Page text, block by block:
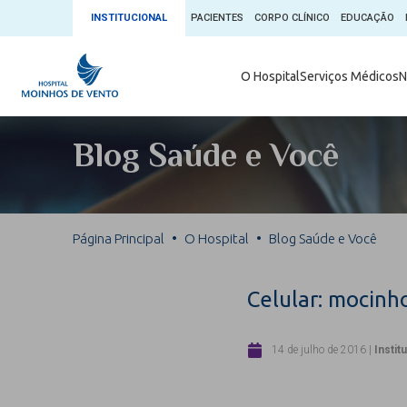
INSTITUCIONAL PACIENTES CORPO CLÍNICO EDUCAÇÃO
O HospitalServiços Médicos
Serviços Médicos
Núcleos e Especialidades
Exames
Fale com o Moinhos
Ambulatório
Comitê de
Doação de
Escritório
Blog Saúde e Você
Página Principal O Hospital Blog Saúde e Você
Celular:
14 de julho de 2016